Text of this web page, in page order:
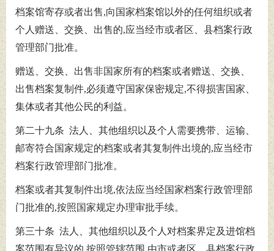
档案馆寄存或者出售,向国家档案馆以外的任何组织或者
个人赠送、交换、出售的,应当经市或者区、县档案行政
管理部门批准。
赠送、交换、出售非国家所有的档案或者赠送、交换、
出售档案复制件,必须遵守国家保密规定,不得损害国家、
集体或者其他公民的利益。
第二十九条 法人、其他组织以及个人需要携带、运输、
邮寄符合国家规定的档案或者其复制件出境的,应当经市
档案行政管理部门批准。
档案或者其复制件出境,依法应当经国家档案行政管理部
门批准的,按照国家规定办理审批手续。
第三十条 法人、其他组织以及个人对档案界定及进馆档
案范围有异议的,按照管辖范围,由市或者区、县档案行政